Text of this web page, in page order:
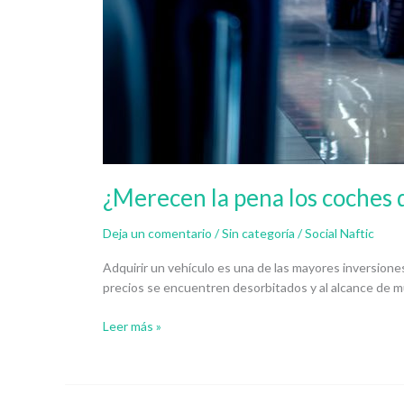
¿Merecen la pena los coches
Deja un comentario /Sin categoría /Social Naftic
Adquirir un vehículo es una de las mayores
precios se encuentren desorbitados y al alcance de
Leer más »